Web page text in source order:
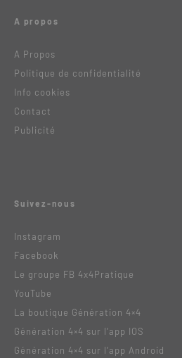
A propos
A Propos
Politique de confidentialité
Info cookies
Contact
Publicité
Suivez-nous
Instagram
Facebook
Le groupe FB 4x4Pratique
YouTube
La boutique Génération 4×4
Génération 4×4 sur l’app IOS
Génération 4×4 sur l’app Android